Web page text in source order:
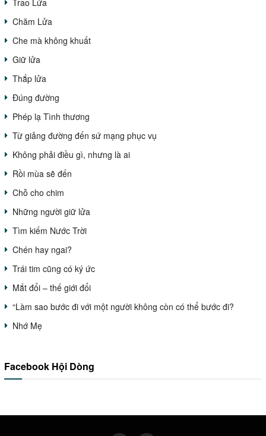
Trao Lửa
Chăm Lửa
Che mà không khuất
Giữ lửa
Thắp lửa
Đúng đường
Phép lạ Tình thương
Từ giảng đường đến sứ mạng phục vụ
Không phải điều gì, nhưng là ai
Rồi mùa sẽ đến
Chỗ cho chim
Những người giữ lửa
Tìm kiếm Nước Trời
Chén hay ngai?
Trái tim cũng có ký ức
Mắt đổi – thế giới đổi
“Làm sao bước đi với một người không còn có thể bước đi?
Nhớ Mẹ
Facebook Hội Dòng